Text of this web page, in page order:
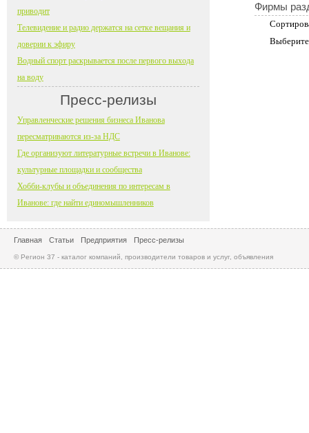
Фирмы
приводит
Телевидение и радио держатся на сетке вещания и
доверии к эфиру
Водный спорт раскрывается после первого выхода
на воду
Пресс-релизы
Управленческие решения бизнеса Иванова
пересматриваются из-за НДС
Где организуют литературные встречи в Иванове:
культурные площадки и сообщества
Хобби-клубы и объединения по интересам в
Иванове: где найти единомышленников
Главная Статьи Предприятия Пресс-релизы
© Регион 37 - каталог компаний, производители товаров и услуг, объявления